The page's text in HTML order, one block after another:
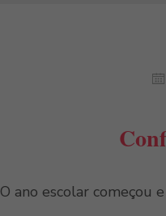
O ano escolar começou